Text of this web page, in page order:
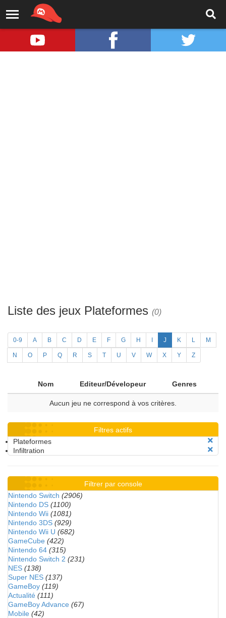
Liste des jeux Plateformes (0)
0-9 A B C D E F G H J K L M
N O P Q R S T U V W X Y Z
Nom Editeur/Dévelopeur Genres
Aucun jeu ne correspond à vos critères.
Filtres actifs
Plateformes
Infiltration
Filtrer par console
Nintendo Switch (2906)
Nintendo DS (1100)
Nintendo Wii (1081)
Nintendo 3DS (929)
Nintendo Wii U (682)
GameCube (422)
Nintendo 64 (315)
Nintendo Switch 2 (231)
NES (138)
Super NES (137)
GameBoy (119)
Actualité (111)
GameBoy Advance (67)
Mobile (42)